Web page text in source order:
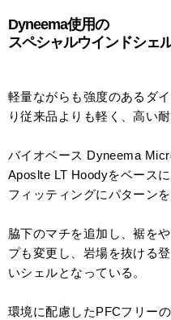
Dyneema使用の
スペシャルウインドシェ
軽量ながらも強度のあるダ
り従来品よりも軽く、高い
バイオベース Dyneema
Aposlte LT Hoodyをベース
フィッティングにパターンを
脇下のマチを追加し、裾を
プも変更し、岩場を抜ける
いシェルとなっている。
環境に配慮したPFCフリー